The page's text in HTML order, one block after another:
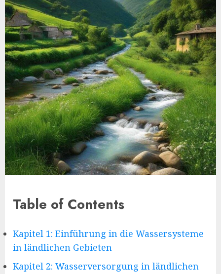
Table of Contents
Kapitel 1: Einführung in die Wassersysteme
in ländlichen Gebieten
Kapitel 2: Wasserversorgung in ländlichen